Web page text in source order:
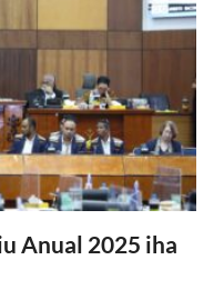
Anual 2025 iha